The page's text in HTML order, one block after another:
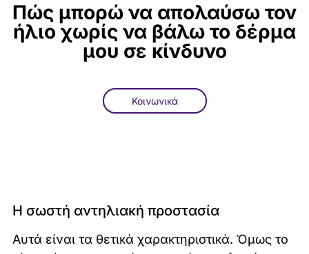
Πώς μπορώ να απολαύσω τον
ήλιο χωρίς να βάλω το δέρμα
μου σε κίνδυνο
Κοινωνικά
Η σωστή αντηλιακή προστασία
Αυτά είναι τα θετικά χαρακτηριστικά. Όμως το